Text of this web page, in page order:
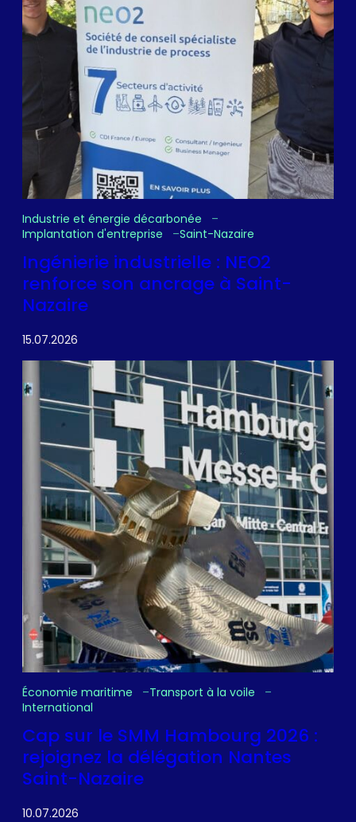
Industrie et énergie décarbonée
Implantation d'entreprise
Saint-Nazaire
Ingénierie industrielle : NEO2
renforce son ancrage à Saint-
Nazaire
15.07.2026
Économie maritime
Transport à la voile
International
Cap sur le SMM Hambourg 2026 :
rejoignez la délégation Nantes
Saint-Nazaire
10.07.2026